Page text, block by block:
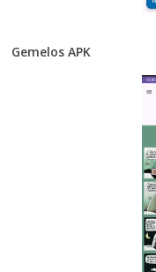
Gemelos APK